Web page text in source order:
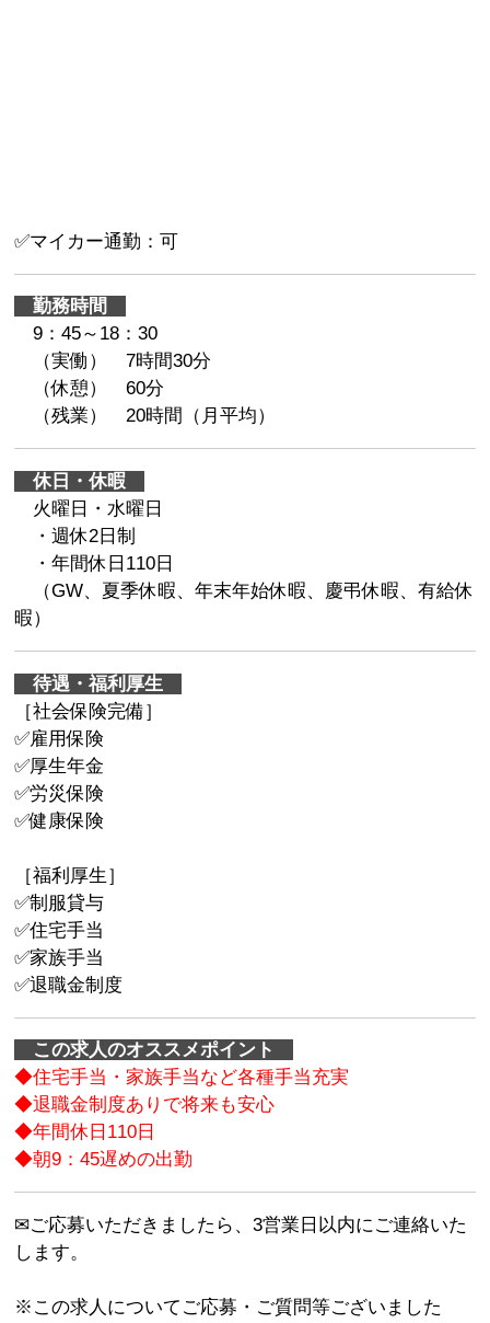
✅マイカー通勤：可
勤務時間
9：45～18：30
（実働） 7時間30分
（休憩） 60分
（残業） 20時間（月平均）
休日・休暇
火曜日・水曜日
・週休2日制
・年間休日110日
（GW、夏季休暇、年末年始休暇、慶弔休暇、有給休
暇）
待遇・福利厚生
［社会保険完備］
✅雇用保険
✅厚生年金
✅労災保険
✅健康保険
［福利厚生］
✅制服貸与
✅住宅手当
✅家族手当
✅退職金制度
この求人のオススメポイント
◆住宅手当・家族手当など各種手当充実
◆退職金制度ありで将来も安心
◆年間休日110日
◆朝9：45遅めの出勤
✉ご応募いただきましたら、3営業日以内にご連絡いた
します。
※この求人についてご応募・ご質問等ございました